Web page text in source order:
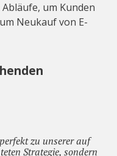
um Kunden
Neukauf von E-
zu unserer auf
Strategie, sondern